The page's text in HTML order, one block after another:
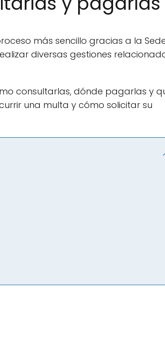
más sencillo gracias a la
diversas gestiones
consultarlas, dónde pagarlas y
una multa y cómo solicitar su